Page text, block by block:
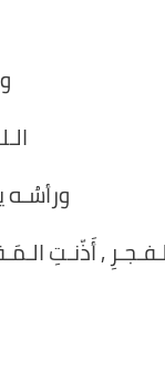
ورأسُـه
, أَذّنـتِ